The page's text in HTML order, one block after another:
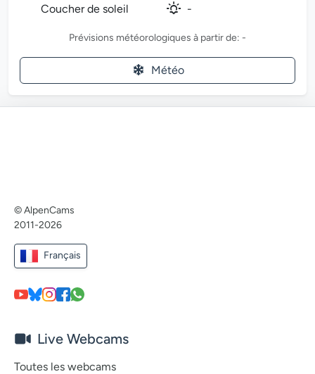
Coucher de soleil
-
Prévisions météorologiques à partir de: -
Météo
© AlpenCams
2011-2026
Français
Live Webcams
Toutes les webcams